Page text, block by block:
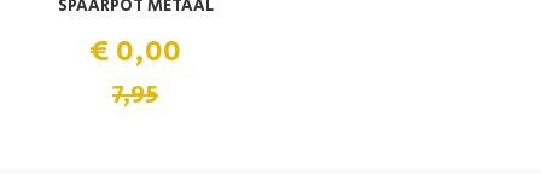
SPAARPOT METAAL
€ 0,00
7,95